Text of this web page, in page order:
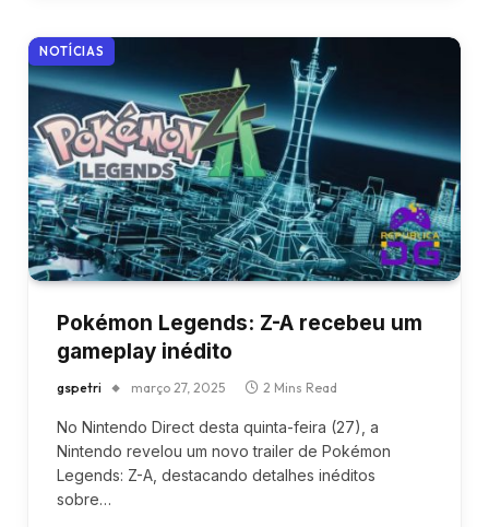
NOTÍCIAS
Pokémon Legends: Z-A recebeu um
gameplay inédito
gspetri março 27, 2025 2 Mins Read
No Nintendo Direct desta quinta-feira (27), a
Nintendo revelou um novo trailer de Pokémon
Legends: Z-A, destacando detalhes inéditos
sobre…